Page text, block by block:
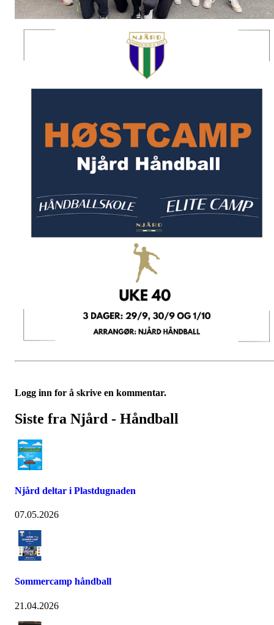
Logg inn for å skrive en kommentar.
Siste fra Njård - Håndball
Njård deltar i Plastdugnaden
07.05.2026
Sommercamp håndball
21.04.2026